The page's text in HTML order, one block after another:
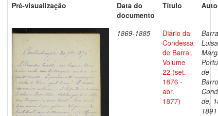
Pré-visualização
Data do
documento
Título
1869-1885
Diário da
Condessa
de Barral,
Volume
22 (set.
1876 -
abr.
1877)
Luisa
de
de,
1891